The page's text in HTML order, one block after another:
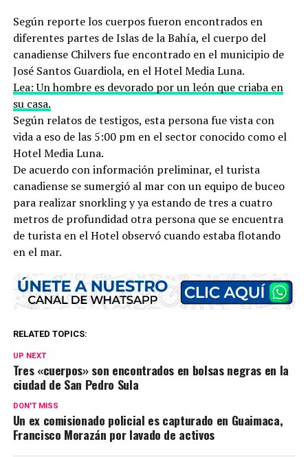
Según reporte los cuerpos fueron encontrados en
diferentes partes de Islas de la Bahía, el cuerpo del
canadiense Chilvers fue encontrado en el municipio de
José Santos Guardiola, en el Hotel Media Luna.
Lea: Un hombre es devorado por un león que criaba en
su casa.
Según relatos de testigos, esta persona fue vista con
vida a eso de las 5:00 pm en el sector conocido como el
Hotel Media Luna.
De acuerdo con información preliminar, el turista
canadiense se sumergió al mar con un equipo de buceo
para realizar snorkling y ya estando de tres a cuatro
metros de profundidad otra persona que se encuentra
de turista en el Hotel observó cuando estaba flotando
en el mar.
RELATED TOPICS:
UP NEXT
Tres «cuerpos» son encontrados en bolsas negras en la
ciudad de San Pedro Sula
DON'T MISS
Un ex comisionado policial es capturado en Guaimaca,
Francisco Morazán por lavado de activos